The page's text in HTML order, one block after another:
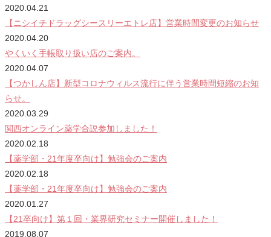
2020.04.21
【ニシイチドラッグシースリーエトレ店】営業時間変更のお知らせ
2020.04.20
やくいく手帳取り扱い店のご案内。
2020.04.07
【つかしん店】新型コロナウィルス流行に伴う営業時間短縮のお知
らせ。
2020.03.29
関西オンライン薬学合説参加しました！
2020.02.18
【薬学部・21年度卒向け】勉強会のご案内
2020.02.18
【薬学部・21年度卒向け】勉強会のご案内
2020.01.27
【21卒向け】第１回・業界研究セミナー開催しました！
2019.08.07